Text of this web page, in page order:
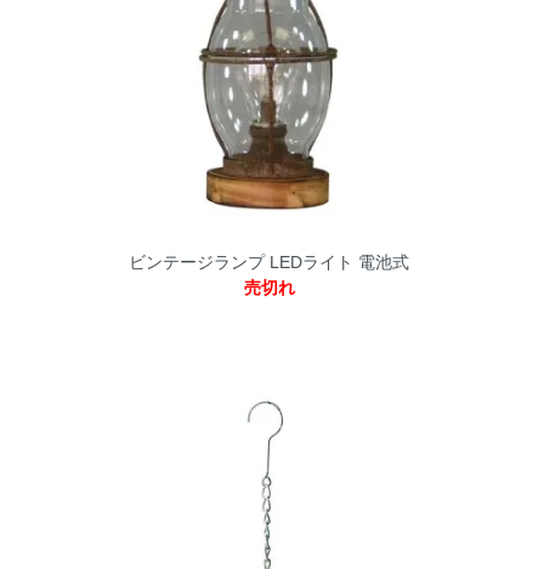
ビンテージランプ LEDライト 電池式
売切れ